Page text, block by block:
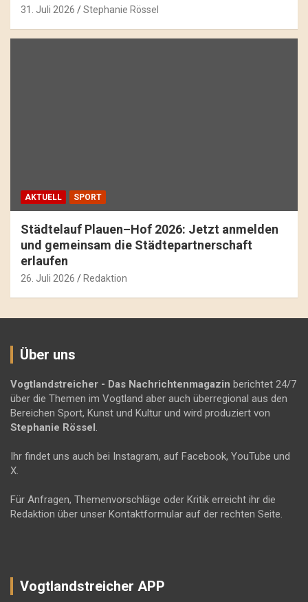
31. Juli 2026 Stephanie Rössel
AKTUELL SPORT
Städtelauf Plauen–Hof 2026: Jetzt anmelden
und gemeinsam die Städtepartnerschaft
erlaufen
26. Juli 2026 Redaktion
Über uns
Vogtlandstreicher - Das Nachrichtenmagazin berichtet 24/7
über die Themen im Vogtland aber auch überregional aus den
Bereichen Sport, Kunst und Kultur und wird produziert von
Stephanie Rössel
Ihr findet uns auch bei Instagram, auf Facebook, YouTube und
X.
Für Anfragen, Themenvorschläge oder Kritik erreicht ihr die
Redaktion über unser Kontaktformular auf der rechten Seite.
Vogtlandstreicher APP